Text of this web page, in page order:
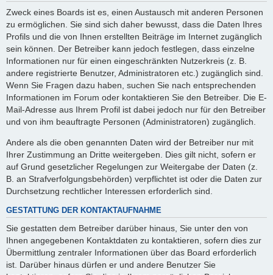
Zweck eines Boards ist es, einen Austausch mit anderen Personen
zu ermöglichen. Sie sind sich daher bewusst, dass die Daten Ihres
Profils und die von Ihnen erstellten Beiträge im Internet zugänglich
sein können. Der Betreiber kann jedoch festlegen, dass einzelne
Informationen nur für einen eingeschränkten Nutzerkreis (z. B.
andere registrierte Benutzer, Administratoren etc.) zugänglich sind.
Wenn Sie Fragen dazu haben, suchen Sie nach entsprechenden
Informationen im Forum oder kontaktieren Sie den Betreiber. Die E-
Mail-Adresse aus Ihrem Profil ist dabei jedoch nur für den Betreiber
und von ihm beauftragte Personen (Administratoren) zugänglich.
Andere als die oben genannten Daten wird der Betreiber nur mit
Ihrer Zustimmung an Dritte weitergeben. Dies gilt nicht, sofern er
auf Grund gesetzlicher Regelungen zur Weitergabe der Daten (z.
B. an Strafverfolgungsbehörden) verpflichtet ist oder die Daten zur
Durchsetzung rechtlicher Interessen erforderlich sind.
GESTATTUNG DER KONTAKTAUFNAHME
Sie gestatten dem Betreiber darüber hinaus, Sie unter den von
Ihnen angegebenen Kontaktdaten zu kontaktieren, sofern dies zur
Übermittlung zentraler Informationen über das Board erforderlich
ist. Darüber hinaus dürfen er und andere Benutzer Sie